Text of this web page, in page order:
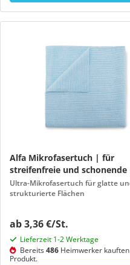
Alfa Mikrofasertuch | für
streifenfreie und schonende
Reinigung empfindlicher
Oberflächen
Ultra-Mikrofasertuch für glatte
strukturierte Flächen
ab 3,36 €/St.
Lieferzeit 1-2 Werktage
Bereits486Heimwerker kauften
Produkt.